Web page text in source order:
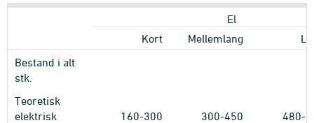
El
Kort
Mellemlang
Bestand i alt
stk.
Teoretisk
elektrisk
160-300 300-450 480-